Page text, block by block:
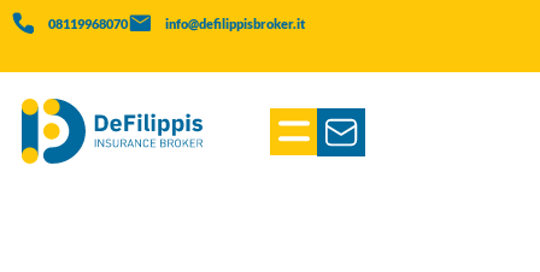
08119968070 info@defilippisbroker.it